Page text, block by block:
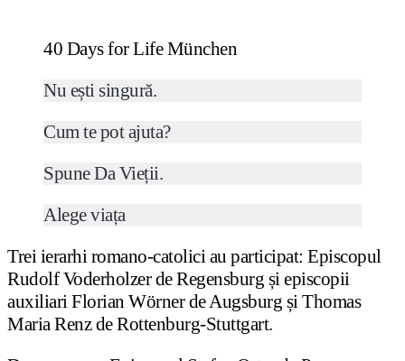
40 Days for Life München
Nu ești singură.
Cum te pot ajuta?
Spune Da Vieții.
Alege viața
Trei ierarhi romano-catolici au participat: Episcopul
Rudolf Voderholzer de Regensburg și episcopii
auxiliari Florian Wörner de Augsburg și Thomas
Maria Renz de Rottenburg-Stuttgart.